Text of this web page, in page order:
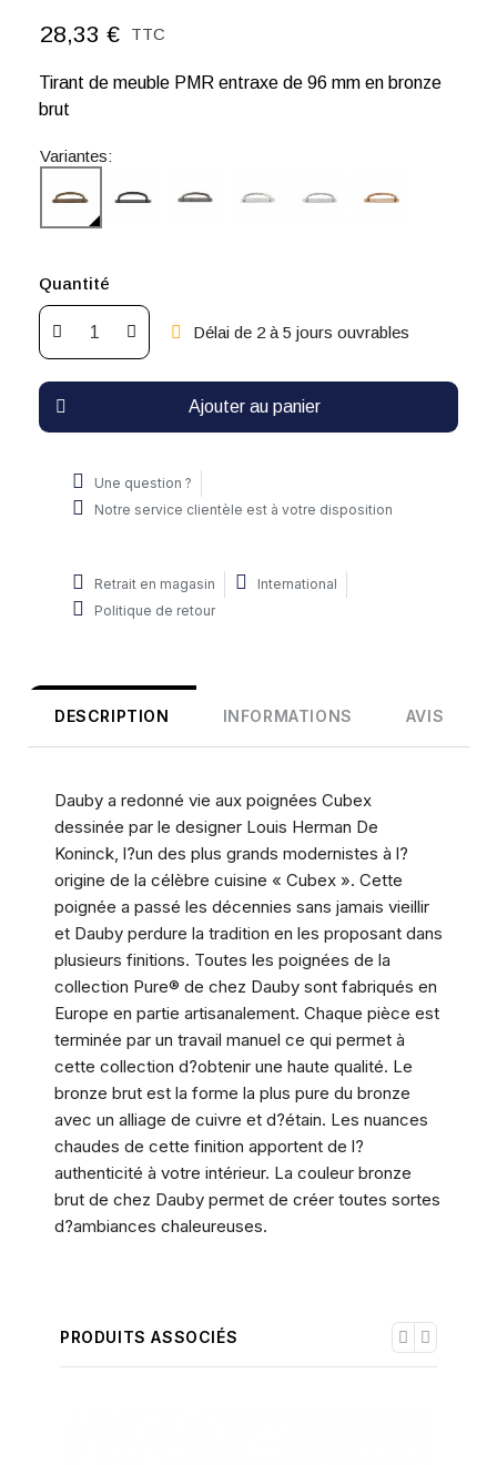
28,33 € TTC
Tirant de meuble PMR entraxe de 96 mm en bronze
brut
Variantes:
Quantité
Délai de 2 à 5 jours ouvrables
Ajouter au panier
Une question ?
Notre service clientèle est à votre disposition
Retrait en magasin
International
Politique de retour
DESCRIPTION INFORMATIONS AVIS
Dauby a redonné vie aux poignées Cubex
dessinée par le designer Louis Herman De
Koninck, l?un des plus grands modernistes à l?
origine de la célèbre cuisine « Cubex ». Cette
poignée a passé les décennies sans jamais vieillir
et Dauby perdure la tradition en les proposant dans
plusieurs finitions. Toutes les poignées de la
collection Pure® de chez Dauby sont fabriqués en
Europe en partie artisanalement. Chaque pièce est
terminée par un travail manuel ce qui permet à
cette collection d?obtenir une haute qualité. Le
bronze brut est la forme la plus pure du bronze
avec un alliage de cuivre et d?étain. Les nuances
chaudes de cette finition apportent de l?
authenticité à votre intérieur. La couleur bronze
brut de chez Dauby permet de créer toutes sortes
d?ambiances chaleureuses.
PRODUITS ASSOCIÉS